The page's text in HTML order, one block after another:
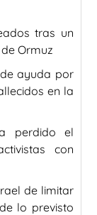
tras un
Ormuz
ayuda por
en la
perdido el
con
de limitar
lo previsto